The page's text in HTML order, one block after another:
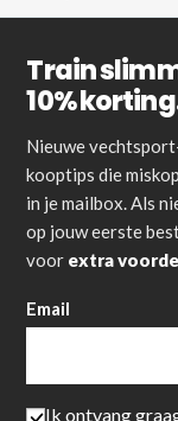
Train
10%
Nieuwe
kooptips die
in je mailbox. Als
op jouw eerste
voor extra
Email
Ik ontvang